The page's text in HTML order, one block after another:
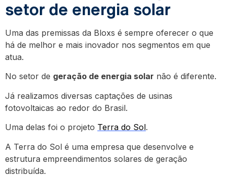
setor de energia solar
Uma das premissas da Bloxs é sempre oferecer o que
há de melhor e mais inovador nos segmentos em que
atua.
No setor de geração de energia solar não é diferente.
Já realizamos diversas captações de usinas
fotovoltaicas ao redor do Brasil.
Uma delas foi o projeto Terra do Sol.
A Terra do Sol é uma empresa que desenvolve e
estrutura empreendimentos solares de geração
distribuída.